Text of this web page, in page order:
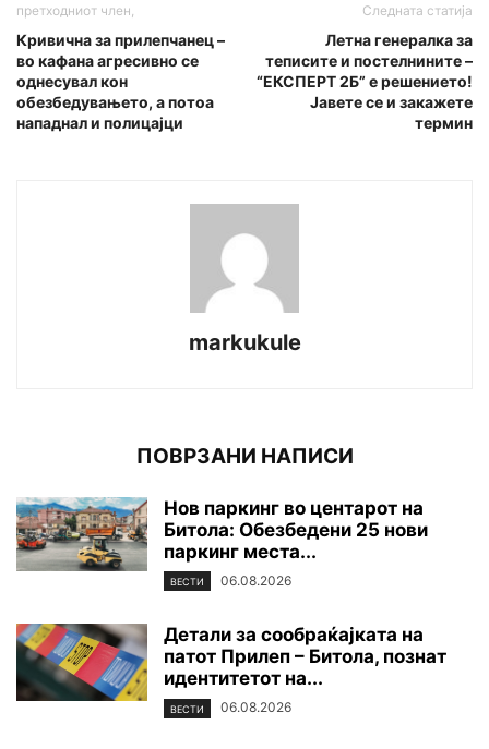
претходниот член,
Кривична за прилепчанец –
во кафана агресивно се
однесувал кон
обезбедувањето, а потоа
нападнал и полицајци
Следната статија
Летна генералка за
теписите и постелнините –
“ЕКСПЕРТ 2Б” е решението!
Јавете се и закажете
термин
markukule
ПОВРЗАНИ НАПИСИ
Нов паркинг во центарот на
Битола: Обезбедени 25 нови
паркинг места...
ВЕСТИ 06.08.2026
Детали за сообраќајката на
патот Прилеп – Битола, познат
идентитетот на...
ВЕСТИ 06.08.2026